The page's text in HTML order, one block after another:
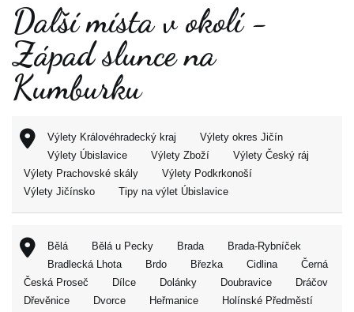
Další místa v okolí -
Západ slunce na
Kumburku
Výlety Královéhradecký kraj
Výlety okres Jičín
Výlety Úbislavice
Výlety Zboží
Výlety Český ráj
Výlety Prachovské skály
Výlety Podkrkonoší
Výlety Jičínsko
Tipy na výlet Úbislavice
Bělá Bělá u Pecky Brada
Brada-Rybníček
Bradlecká Lhota
Brdo Březka Cidlina
Černá
Česká Proseč
Dílce Dolánky Doubravice
Dráčov
Dřevěnice
Dvorce Heřmanice
Holínské Předměstí